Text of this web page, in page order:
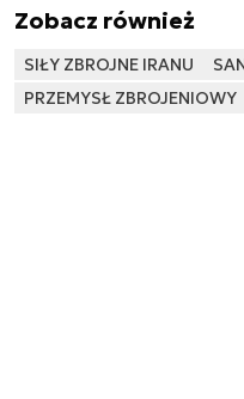
Zobacz również
SIŁY ZBROJNE IRANU
PRZEMYSŁ ZBROJENIOWY